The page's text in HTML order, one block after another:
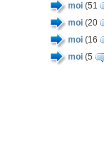
moi (51
moi (20
moi (16
moi (5